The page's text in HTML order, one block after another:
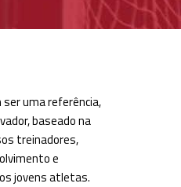
uma referência,
baseado na
treinadores,
e
jovens atletas.